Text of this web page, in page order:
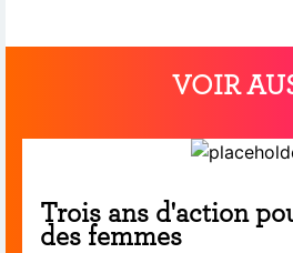
VOIR
Trois ans d'action
des femmes